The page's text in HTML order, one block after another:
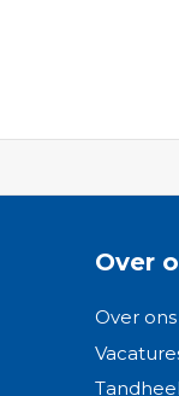
Over
Over ons